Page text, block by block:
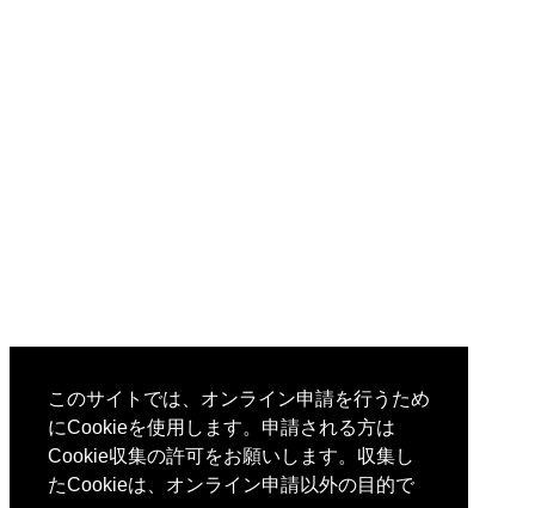
このサイトでは、オンライン申請を行うため
にCookieを使用します。申請される方は
Cookie収集の許可をお願いします。収集し
たCookieは、オンライン申請以外の目的で